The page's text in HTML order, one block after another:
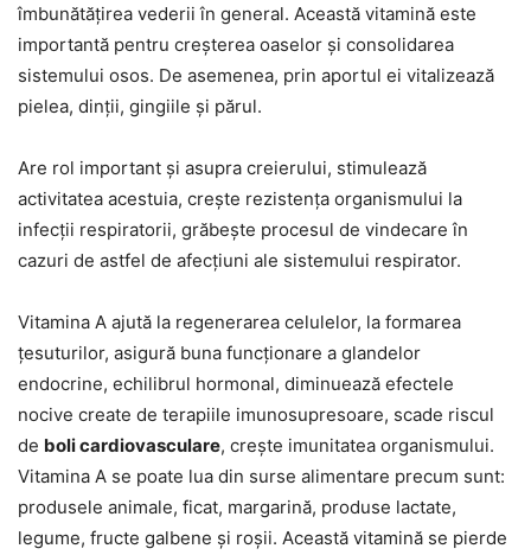
îmbunătățirea vederii în general. Această vitamină este
importantă pentru creșterea oaselor și consolidarea
sistemului osos. De asemenea, prin aportul ei vitalizează
pielea, dinții, gingiile și părul.
Are rol important și asupra creierului, stimulează
activitatea acestuia, crește rezistența organismului la
infecții respiratorii, grăbește procesul de vindecare în
cazuri de astfel de afecțiuni ale sistemului respirator.
Vitamina A ajută la regenerarea celulelor, la formarea
țesuturilor, asigură buna funcționare a glandelor
endocrine, echilibrul hormonal, diminuează efectele
nocive create de terapiile imunosupresoare, scade riscul
de boli cardiovasculare, crește imunitatea organismului.
Vitamina A se poate lua din surse alimentare precum sunt:
produsele animale, ficat, margarină, produse lactate,
legume, fructe galbene și roșii. Această vitamină se pierde